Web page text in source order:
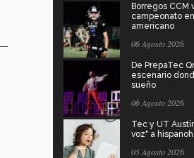
Borregos CCM
campeonato
americano
06 Agosto 2026
De PrepaTec
escenario
sueño
06 Agosto 2026
Tec y UT
voz" a
05 Agosto 2026